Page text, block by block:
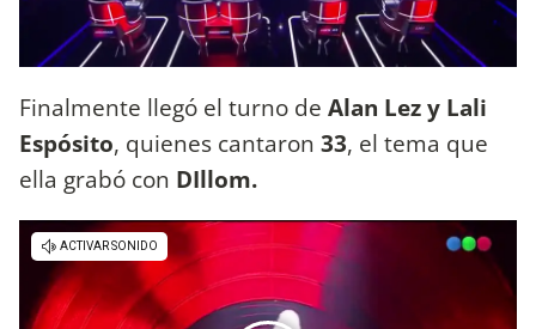
Finalmente llegó el turno de Alan Lez y Lali
Espósito, quienes cantaron 33, el tema que
ella grabó con DIllom.